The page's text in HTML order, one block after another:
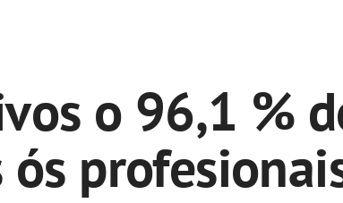
o 96,1 %